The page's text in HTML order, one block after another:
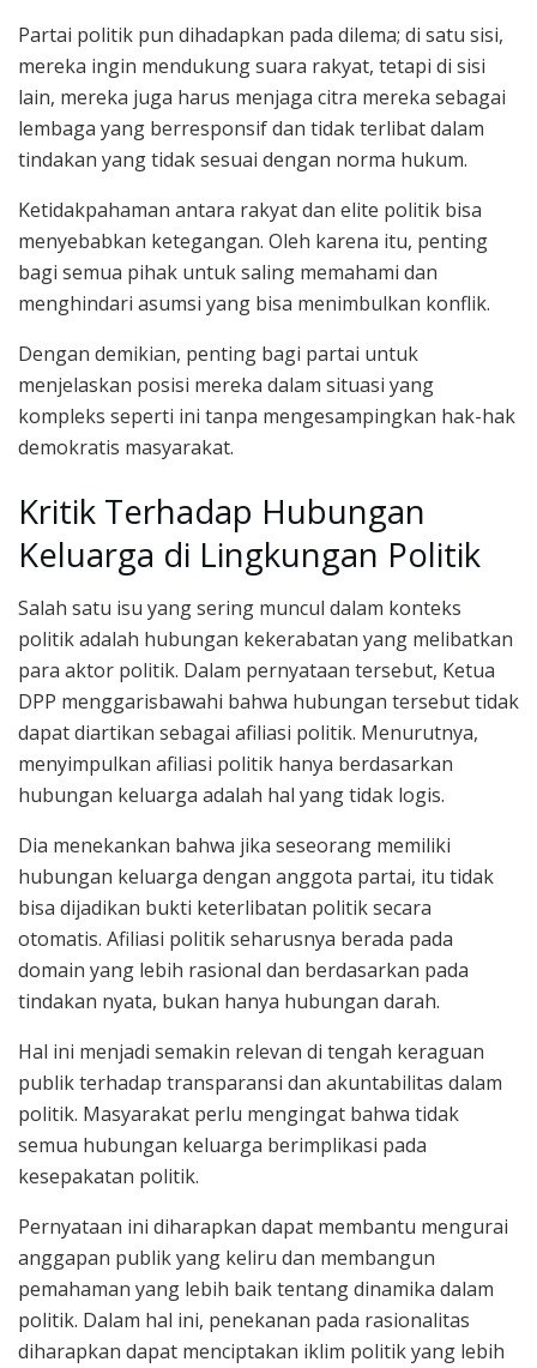
Partai politik pun dihadapkan pada dilema; di satu sisi,
mereka ingin mendukung suara rakyat, tetapi di sisi
lain, mereka juga harus menjaga citra mereka sebagai
lembaga yang berresponsif dan tidak terlibat dalam
tindakan yang tidak sesuai dengan norma hukum.
Ketidakpahaman antara rakyat dan elite politik bisa
menyebabkan ketegangan. Oleh karena itu, penting
bagi semua pihak untuk saling memahami dan
menghindari asumsi yang bisa menimbulkan konflik.
Dengan demikian, penting bagi partai untuk
menjelaskan posisi mereka dalam situasi yang
kompleks seperti ini tanpa mengesampingkan hak-hak
demokratis masyarakat.
Kritik Terhadap Hubungan
Keluarga di Lingkungan Politik
Salah satu isu yang sering muncul dalam konteks
politik adalah hubungan kekerabatan yang melibatkan
para aktor politik. Dalam pernyataan tersebut, Ketua
DPP menggarisbawahi bahwa hubungan tersebut tidak
dapat diartikan sebagai afiliasi politik. Menurutnya,
menyimpulkan afiliasi politik hanya berdasarkan
hubungan keluarga adalah hal yang tidak logis.
Dia menekankan bahwa jika seseorang memiliki
hubungan keluarga dengan anggota partai, itu tidak
bisa dijadikan bukti keterlibatan politik secara
otomatis. Afiliasi politik seharusnya berada pada
domain yang lebih rasional dan berdasarkan pada
tindakan nyata, bukan hanya hubungan darah.
Hal ini menjadi semakin relevan di tengah keraguan
publik terhadap transparansi dan akuntabilitas dalam
politik. Masyarakat perlu mengingat bahwa tidak
semua hubungan keluarga berimplikasi pada
kesepakatan politik.
Pernyataan ini diharapkan dapat membantu mengurai
anggapan publik yang keliru dan membangun
pemahaman yang lebih baik tentang dinamika dalam
politik. Dalam hal ini, penekanan pada rasionalitas
diharapkan dapat menciptakan iklim politik yang lebih